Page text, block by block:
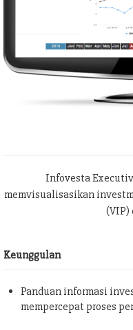
Infovesta
memvisualisasikan
(VIP)
Keunggulan
Panduan informasi
mempercepat proses